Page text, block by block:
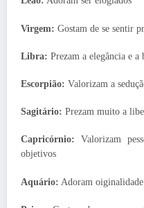
Virgem: Gostam de se sentir
Libra: Prezam a elegância e a
Escorpião: Valorizam a
Sagitário: Prezam muito a
Capricórnio: Valorizam
objetivos
Aquário: Adoram